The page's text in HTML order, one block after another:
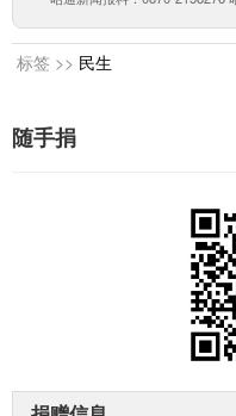
标签 >> 民生
随手捐